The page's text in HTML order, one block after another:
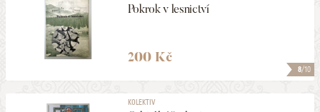
8/10
Pokrok v lesnictví
200 Kč
KOLEKTIV